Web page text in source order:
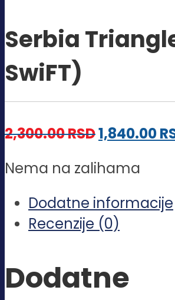
Serbia
SwiFT)
2,300.00RSD1,840.00
Nema na zalihama
Dodatne informacije
Recenzije (0)
Dodatne